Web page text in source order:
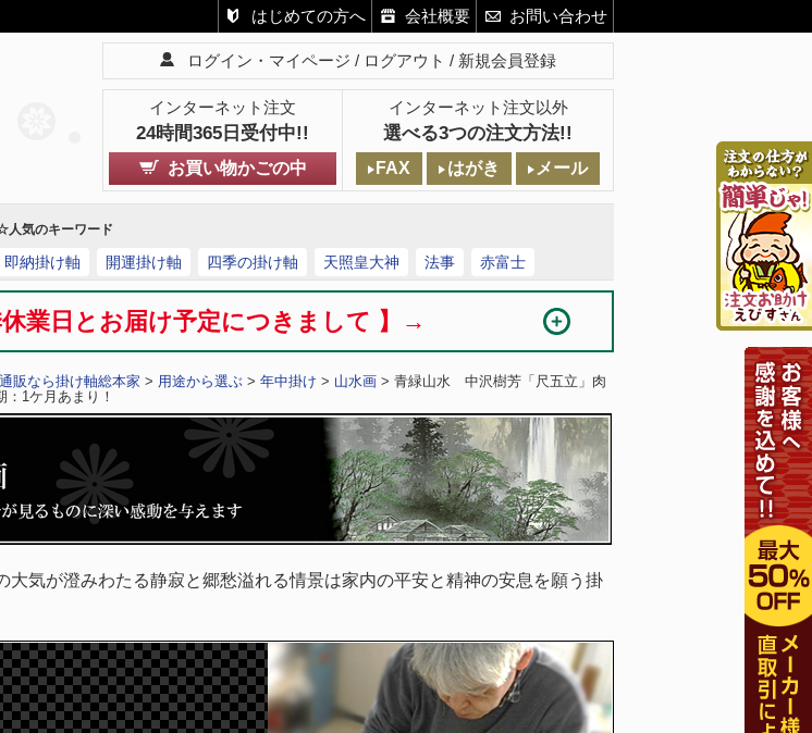
はじめての方へ 会社概要 お問い合わせ
ログイン・マイページ ログアウト 新規会員登録
インターネット注文
24時間365日受付中!!
インターネット注文以外
選べる3つの注文方法!!
お買い物かごの中 FAX はがき メール
人気のキーワード
即納掛け軸 開運掛け軸 四季の掛け軸 天照皇大神 法事 赤富士
休業日とお届け予定につきまして 】→
販なら掛け軸総本家 > 用途から選ぶ > 年中掛け > 山水画 > 青緑山水 中沢樹芳「尺五立」肉
1ケ月あまり！
大気が澄みわたる静寂と郷愁溢れる情景は家内の平安と精神の安息を願う掛